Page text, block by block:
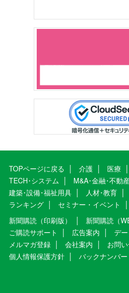
TOPページに戻る 介護 医療
TECH･システム
M&A･金融･不動
建築･設備･福祉用具
人材･教育
ランキング
セミナー・イベント
新聞購読（印刷版）
新聞購読（
ご購読サポート
広告案内 デ
メルマガ登録
会社案内
お問
個人情報保護方針
バックナンバー